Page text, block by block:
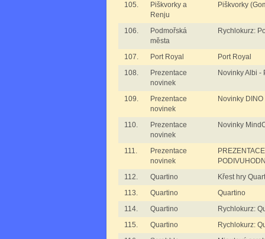
105.
Piškvorky a
Renju
Piškvorky
106.
Podmořská
města
Rychlokurz:
107. Port Royal
Port Royal
108.
Prezentace
novinek
Novinky Albi -
109.
Prezentace
novinek
Novinky
110.
Prezentace
novinek
Novinky
111.
Prezentace
novinek
112.
Quartino
Křest hry
113.
Quartino
Quartino
114.
Quartino
Rychlokurz:
115.
Quartino
Rychlokurz: